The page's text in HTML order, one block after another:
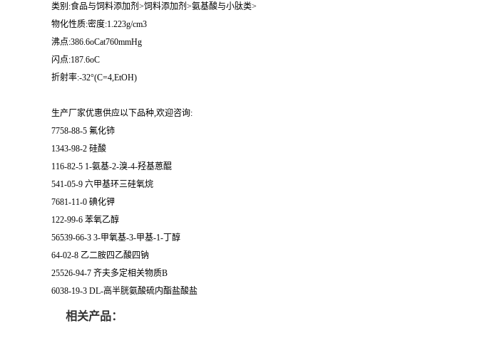
类别:食品与饲料添加剂>饲料添加剂>氨基酸与小肽类>
物化性质:密度:1.223g/cm3
沸点:386.6oCat760mmHg
闪点:187.6oC
折射率:-32°(C=4,EtOH)
生产厂家优惠供应以下品种,欢迎咨询:
7758-88-5 氟化铈
1343-98-2 硅酸
116-82-5 1-氨基-2-溴-4-羟基蒽醌
541-05-9 六甲基环三硅氧烷
7681-11-0 碘化钾
122-99-6 苯氧乙醇
56539-66-3 3-甲氧基-3-甲基-1-丁醇
64-02-8 乙二胺四乙酸四钠
25526-94-7 齐夫多定相关物质B
6038-19-3 DL-高半胱氨酸硫内酯盐酸盐
相关产品：